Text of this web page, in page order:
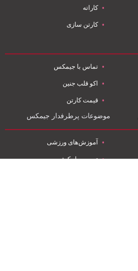
کاراته
کارتن سازی
تماس با جیمکس
اکو قلب جنین
قیمت کارتن
موضوعات پرطرفدار جیمکس
آموزش‌های ورزشی
تعمیر مبل کوثر